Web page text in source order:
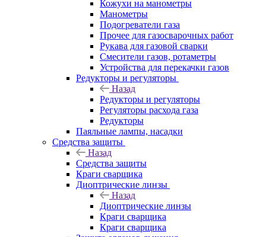
Кожухи на манометры
Манометры
Подогреватели газа
Прочее для газосварочных работ
Рукава для газовой сварки
Смесители газов, ротаметры
Устройства для перекачки газов
Редукторы и регуляторы
Назад
Редукторы и регуляторы
Регуляторы расхода газа
Редукторы
Паяльные лампы, насадки
Средства защиты
Назад
Средства защиты
Краги сварщика
Диоптрические линзы
Назад
Диоптрические линзы
Краги сварщика
Краги сварщика